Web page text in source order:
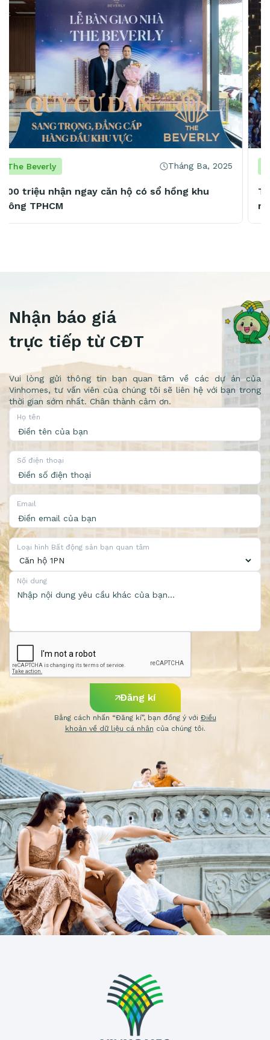
The Beverly Tháng Ba, 2025
The Beverly đón dòng người khổng lồ tới trải
nghiệm, an cư sau cú hích Metro số 1
Nhận báo giá
trực tiếp từ CĐT
Vui lòng gửi thông tin bạn quan tâm về các dự án của
Vinhomes, tư vấn viên của chúng tôi sẽ liên hệ với bạn trong
thời gian sớm nhất. Chân thành cảm ơn.
Họ tên
Số điện thoại
Email
Loại hình Bất động sản bạn quan tâm
Nội dung
Bằng cách nhấn “Đăng kí”, bạn đồng ý với Điều
khoản về dữ liệu cá nhân của chúng tôi.
Đăng kí